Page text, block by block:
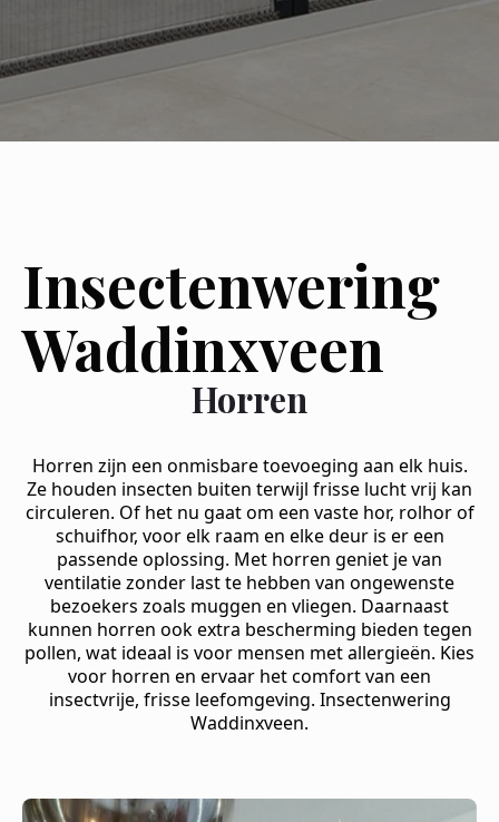
Insectenwering
Waddinxveen
Horren
Horren zijn een onmisbare toevoeging aan elk huis.
Ze houden insecten buiten terwijl frisse lucht vrij kan
circuleren. Of het nu gaat om een vaste hor, rolhor of
schuifhor, voor elk raam en elke deur is er een
passende oplossing. Met horren geniet je van
ventilatie zonder last te hebben van ongewenste
bezoekers zoals muggen en vliegen. Daarnaast
kunnen horren ook extra bescherming bieden tegen
pollen, wat ideaal is voor mensen met allergieën. Kies
voor horren en ervaar het comfort van een
insectvrije, frisse leefomgeving. Insectenwering
Waddinxveen.